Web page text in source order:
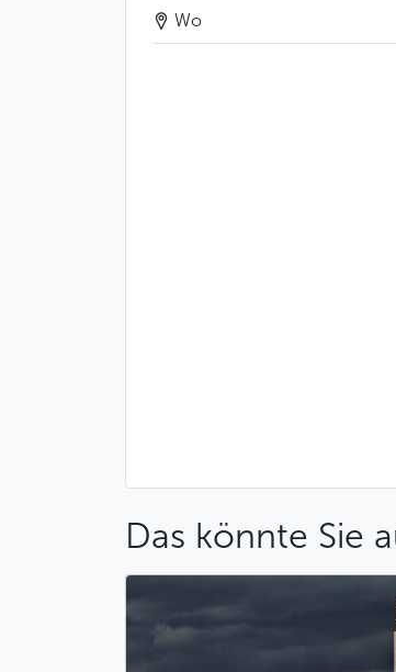
Wo
Das könnte Sie